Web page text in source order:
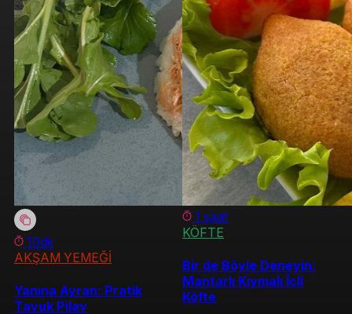
10dk
AKŞAM YEMEĞİ
Yanına Ayran: Pratik
Tavuk Pilav
1 saat
KÖFTE
Bir de Böyle Deneyin:
Mantarlı Kıymalı İçli
Köfte